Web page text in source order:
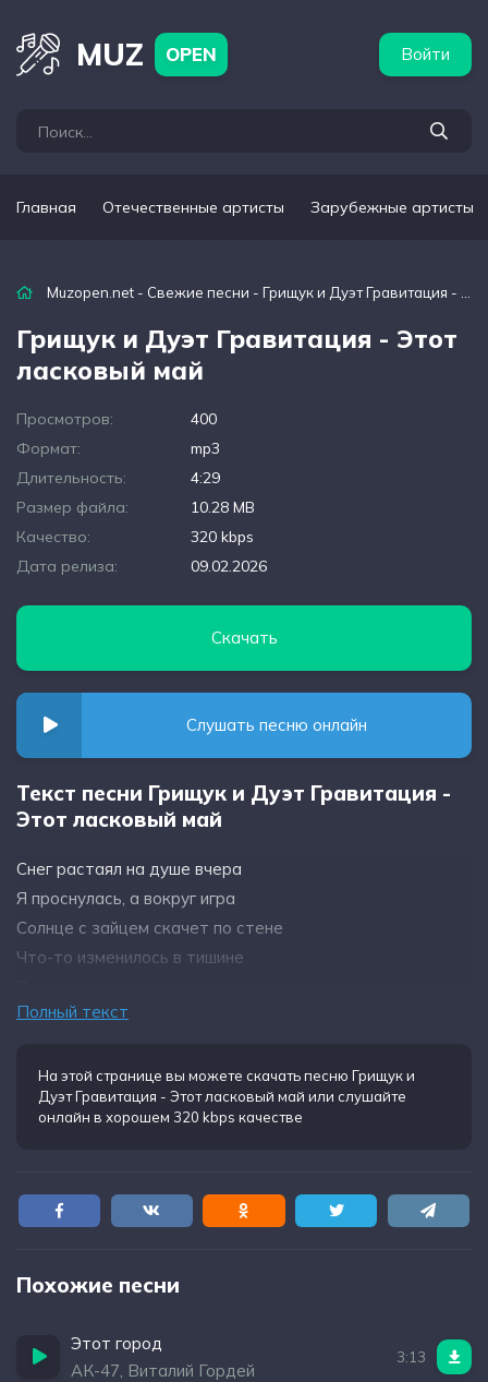
MUZ OPEN Войти
Главная Отечественные артисты Зарубежные артисты
Muzopen.net - Свежие песни - Грищук и Дуэт Гравитация - Этот ласковый май
Грищук и Дуэт Гравитация - Этот
ласковый май
Просмотров:
400
Формат:
mp3
Длительность:
4:29
Размер файла:
10.28 MB
Качество:
320 kbps
Дата релиза:
09.02.2026
Скачать
Слушать песню онлайн
Текст песни Грищук и Дуэт Гравитация -
Этот ласковый май
Снег растаял на душе вчера
Я проснулась, а вокруг игра
Солнце с зайцем скачет по стене
Что-то изменилось в тишине
Думумала о любви простыл и след.
Полный текст
На этой странице вы можете скачать песню Грищук и
Дуэт Гравитация - Этот ласковый май или слушайте
онлайн в хорошем 320 kbps качестве
Похожие песни
Этот город
АК-47, Виталий Гордей
3:13
артисты Популярные подборки